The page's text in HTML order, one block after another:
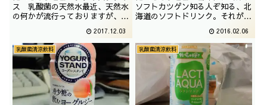
ス 乳酸菌の天然水最近、天然水
の何かが流行っておりますが、チ
2017.12.03
ソフトカツゲン知る人ぞ知る、北
海道のソフトドリンク。それがソ
2016.02.06
乳酸菌清涼飲料 乳酸菌清涼飲料